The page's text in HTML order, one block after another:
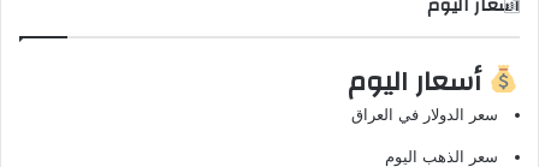
أسعار اليوم
سعر الدولار في العراق
سعر الذهب اليوم